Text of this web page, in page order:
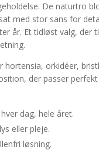
De naturtro
med stor sans for
år. Et tidløst valg, der
hortensia, orkidéer,
der passer
dag, hele året.
eller pleje.
løsning.